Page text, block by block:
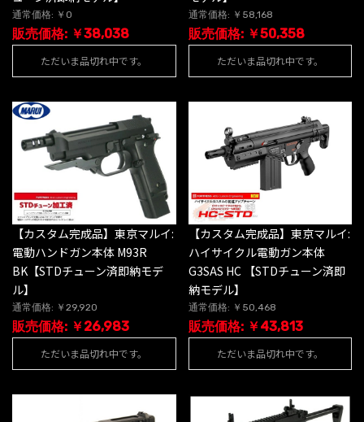
通常価格: ￥0
販売価格: ￥38,038
ただいま品切れ中です。
通常価格: ￥58,168
販売価格: ￥50,358
ただいま品切れ中です。
【カスタム完成品】東京マルイ:
電動ハンドガン本体 M93R
BK【STDチューン済即納モデ
ル】
通常価格: ￥29,920
販売価格: ￥26,983
ただいま品切れ中です。
【カスタム完成品】東京マルイ:
ハイサイクル電動ガン本体
G3SAS HC 【STDチューン済即
納モデル】
通常価格: ￥50,468
販売価格: ￥43,813
ただいま品切れ中です。